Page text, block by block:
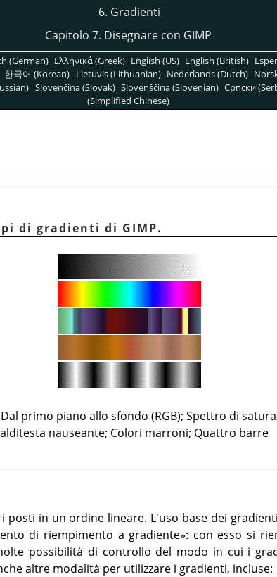
6. Gradienti
Capitolo 7. Disegnare con GIMP
(German) Ελληνικά (Greek) English (US) English (British)
한국어 (Korean) Lietuvis (Lithuanian) Nederlands (Dutch)
Slovenčina (Slovak) Slovenščina (Slovenian) Српски
(Simplified Chinese)
di gradienti di GIMP.
primo piano allo sfondo (RGB); Spettro di
nauseante; Colori marroni; Quattro barre
posti in un ordine lineare. L'uso base dei
di riempimento a gradiente»: con esso si
possibilità di controllo del modo in cui i
altre modalità per utilizzare i gradienti, incluse: